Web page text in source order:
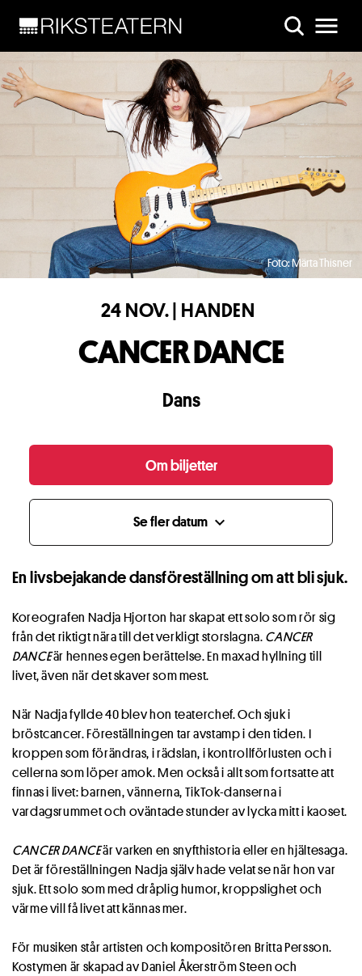
Foto: Märta Thisner
24 NOV. | HANDEN
CANCER DANCE
Dans
Om biljetter
Se fler datum expand_more
En livsbejakande dansföreställning om att bli sjuk.
Koreografen Nadja Hjorton har skapat ett solo som rör sig
från det riktigt nära till det verkligt storslagna.CANCER
DANCEär hennes egen berättelse. En maxad hyllning till
livet, även när det skaver som mest.
När Nadja fyllde 40 blev hon teaterchef. Och sjuk i
bröstcancer. Föreställningen tar avstamp i den tiden. I
kroppen som förändras, i rädslan, i kontrollförlusten och i
cellerna som löper amok. Men också i allt som fortsatte att
finnas i livet: barnen, vännerna, TikTok-danserna i
vardagsrummet och oväntade stunder av lycka mitt i kaoset.
CANCER DANCEär varken en snyfthistoria eller en hjältesaga.
Det är föreställningen Nadja själv hade velat se när hon var
sjuk. Ett solo som med dråplig humor, kroppslighet och
värme vill få livet att kännas mer.
För musiken står artisten och kompositören Britta Persson.
Kostymen är skapad av Daniel Åkerström Steen och